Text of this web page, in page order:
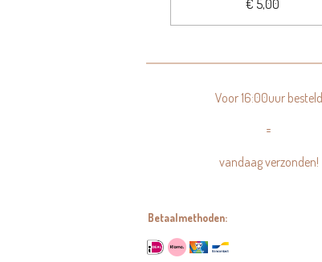
€ 5,00
Voor 16:00uur besteld
=
vandaag verzonden!
Betaalmethoden: